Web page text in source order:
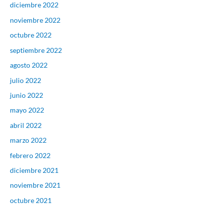
diciembre 2022
noviembre 2022
octubre 2022
septiembre 2022
agosto 2022
julio 2022
junio 2022
mayo 2022
abril 2022
marzo 2022
febrero 2022
diciembre 2021
noviembre 2021
octubre 2021